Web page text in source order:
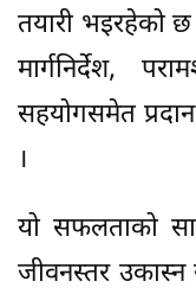
तयारी भइरहेको छ
मार्गनिर्देश,
सहयोगसमेत
।
यो सफलताको
जीवनस्तर